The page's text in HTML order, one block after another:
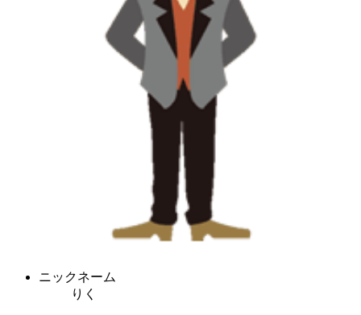
ニックネーム
りく